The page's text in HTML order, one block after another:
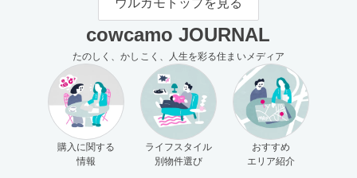
cowcamo JOURNAL
たのしく、かしこく、人生を彩る住まいメディア
購入に関する
情報
ライフスタイル
別物件選び
おすすめ
エリア紹介